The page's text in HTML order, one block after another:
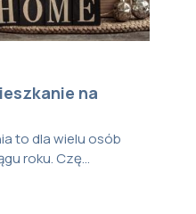
na
to dla wielu osób
roku. Czę...